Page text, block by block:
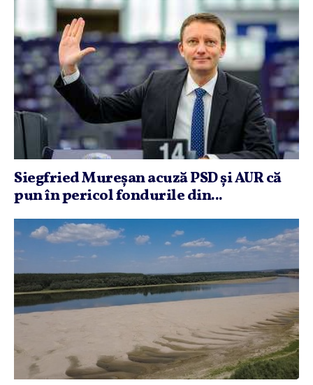
Siegfried Mureşan acuză PSD şi AUR că
pun în pericol fondurile din...